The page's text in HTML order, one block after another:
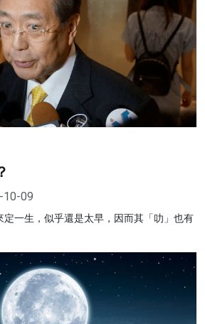
10-09
定一生，似乎還是太早，因而其「叻」也有